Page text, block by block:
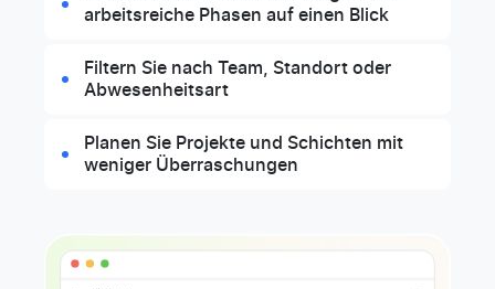
arbeitsreiche Phasen auf einen Blick
Filtern Sie nach Team, Standort oder
Abwesenheitsart
Planen Sie Projekte und Schichten mit
weniger Überraschungen